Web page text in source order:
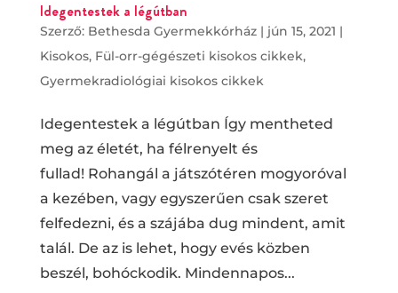
Idegentestek a légútban
Szerző: Bethesda Gyermekkórház| jún 15, 2021 |
Kisokos, Fül-orr-gégészeti kisokos cikkek,
Gyermekradiológiai kisokos cikkek
Idegentestek a légútban Így mentheted
meg az életét, ha félrenyelt és
fullad! Rohangál a játszótéren mogyoróval
a kezében, vagy egyszerűen csak szeret
felfedezni, és a szájába dug mindent, amit
talál. De az is lehet, hogy evés közben
beszél, bohóckodik. Mindennapos...